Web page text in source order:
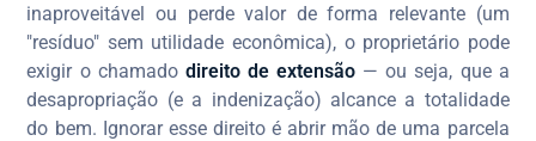
inaproveitável ou perde valor de forma relevante (um
"resíduo" sem utilidade econômica), o proprietário pode
exigir o chamado direito de extensão — ou seja, que a
desapropriação (e a indenização) alcance a totalidade
do bem. Ignorar esse direito é abrir mão de uma parcela